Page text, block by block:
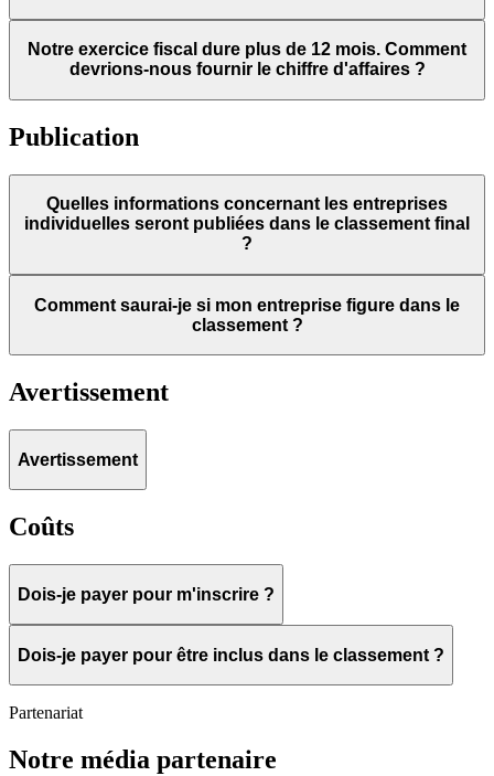
Notre exercice fiscal dure plus de 12 mois. Comment
devrions-nous fournir le chiffre d'affaires ?
Publication
Quelles informations concernant les entreprises
individuelles seront publiées dans le classement final
?
Comment saurai-je si mon entreprise figure dans le
classement ?
Avertissement
Avertissement
Coûts
Dois-je payer pour m'inscrire ?
Dois-je payer pour être inclus dans le classement ?
Partenariat
Notre média partenaire